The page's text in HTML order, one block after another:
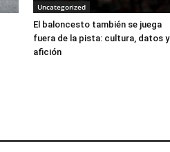
Uncategorized
El baloncesto también se juega
fuera de la pista: cultura, datos y
afición